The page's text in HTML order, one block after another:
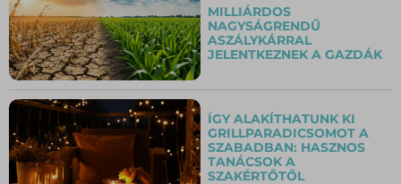
MILLIÁRDOS
NAGYSÁGRENDŰ
ASZÁLYKÁRRAL
JELENTKEZNEK A GAZDÁK
ÍGY ALAKÍTHATUNK KI
GRILLPARADICSOMOT A
SZABADBAN: HASZNOS
TANÁCSOK A
SZAKÉRTŐTŐL